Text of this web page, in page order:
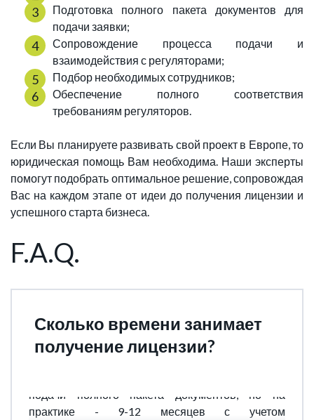
Подготовка полного пакета документов для
подачи заявки;
Сопровождение процесса подачи и
взаимодействия с регуляторами;
Подбор необходимых сотрудников;
Обеспечение полного соответствия
требованиям регуляторов.
Если Вы планируете развивать свой проект в Европе, то
юридическая помощь Вам необходима. Наши эксперты
помогут подобрать оптимальное решение, сопровождая
Вас на каждом этапе от идеи до получения лицензии и
успешного старта бизнеса.
F.A.Q.
Сколько времени занимает
получение лицензии?
подачи полного пакета документов, но на
практике - 9-12 месяцев с учетом